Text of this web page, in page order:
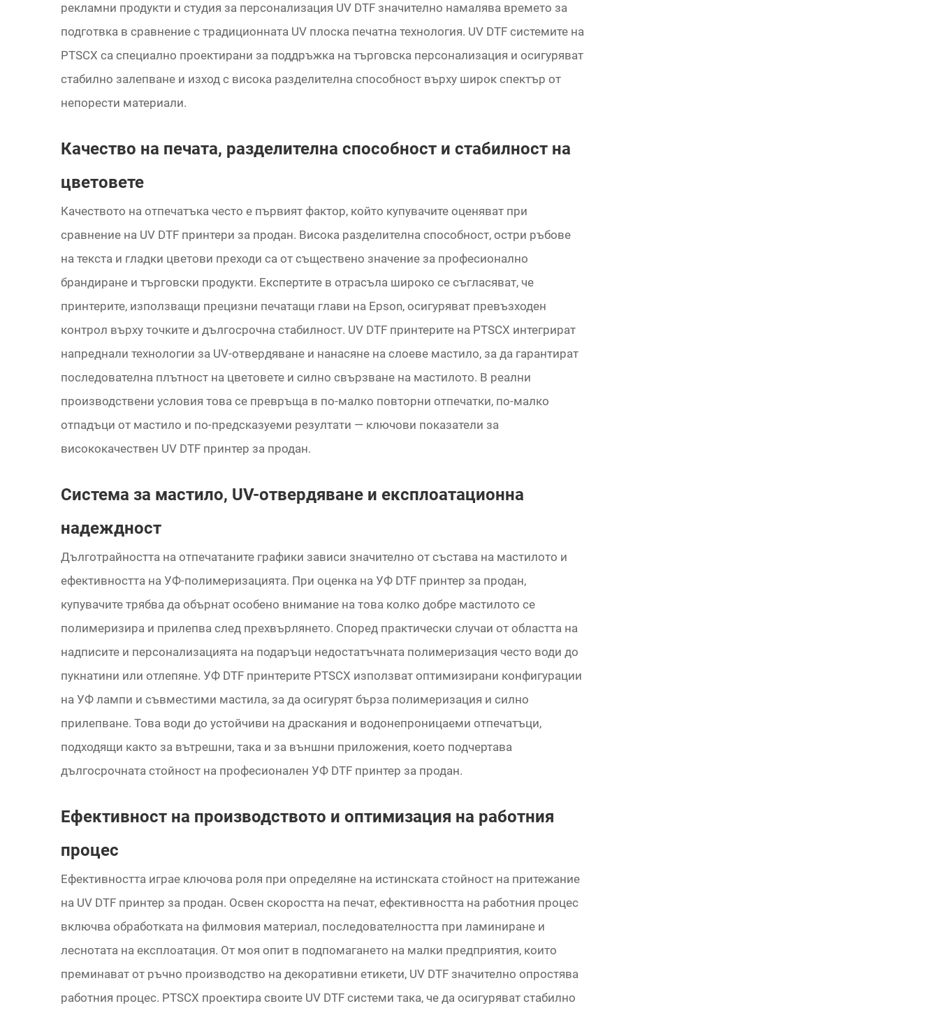
рекламни продукти и студия за персонализация UV DTF значително намалява времето за
подготвка в сравнение с традиционната UV плоска печатна технология. UV DTF системите на
PTSCX са специално проектирани за поддръжка на търговска персонализация и осигуряват
стабилно залепване и изход с висока разделителна способност върху широк спектър от
непорести материали.
Качество на печата, разделителна способност и стабилност на
цветовете
Качеството на отпечатъка често е първият фактор, който купувачите оценяват при
сравнение на UV DTF принтери за продан. Висока разделителна способност, остри ръбове
на текста и гладки цветови преходи са от съществено значение за професионално
брандиране и търговски продукти. Експертите в отрасъла широко се съгласяват, че
принтерите, използващи прецизни печатащи глави на Epson, осигуряват превъзходен
контрол върху точките и дългосрочна стабилност. UV DTF принтерите на PTSCX интегрират
напреднали технологии за UV-отвердяване и нанасяне на слоеве мастило, за да гарантират
последователна плътност на цветовете и силно свързване на мастилото. В реални
производствени условия това се превръща в по-малко повторни отпечатки, по-малко
отпадъци от мастило и по-предсказуеми резултати — ключови показатели за
висококачествен UV DTF принтер за продан.
Система за мастило, UV-отвердяване и експлоатационна
надеждност
Дълготрайността на отпечатаните графики зависи значително от състава на мастилото и
ефективността на УФ-полимеризацията. При оценка на УФ DTF принтер за продан,
купувачите трябва да обърнат особено внимание на това колко добре мастилото се
полимеризира и прилепва след прехвърлянето. Според практически случаи от областта на
надписите и персонализацията на подаръци недостатъчната полимеризация често води до
пукнатини или отлепяне. УФ DTF принтерите PTSCX използват оптимизирани конфигурации
на УФ лампи и съвместими мастила, за да осигурят бърза полимеризация и силно
прилепване. Това води до устойчиви на драскания и водонепроницаеми отпечатъци,
подходящи както за вътрешни, така и за външни приложения, което подчертава
дългосрочната стойност на професионален УФ DTF принтер за продан.
Ефективност на производството и оптимизация на работния
процес
Ефективността играе ключова роля при определяне на истинската стойност на притежание
на UV DTF принтер за продан. Освен скоростта на печат, ефективността на работния процес
включва обработката на филмовия материал, последователността при ламиниране и
леснотата на експлоатация. От моя опит в подпомагането на малки предприятия, които
преминават от ръчно производство на декоративни етикети, UV DTF значително опростява
работния процес. PTSCX проектира своите UV DTF системи така, че да осигуряват стабилно